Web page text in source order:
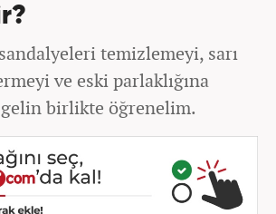
temizlemeyi, sarı
ve eski parlaklığına
gelin birlikte öğrenelim.